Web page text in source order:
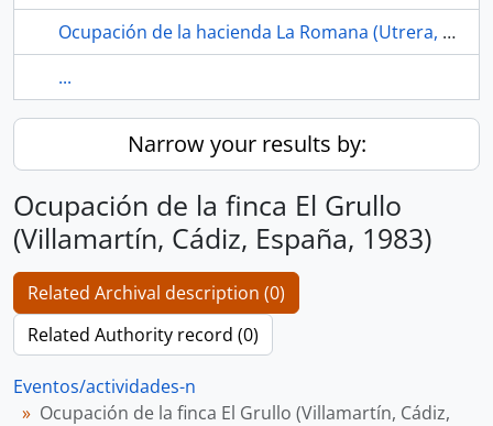
Ocupación de la hacienda La Romana (Utrera, Sevilla, España, 1985)
...
Narrow your results by:
Ocupación de la finca El Grullo
(Villamartín, Cádiz, España, 1983)
Related Archival description (0)
Related Authority record (0)
Eventos/actividades-n
Ocupación de la finca El Grullo (Villamartín, Cádiz,